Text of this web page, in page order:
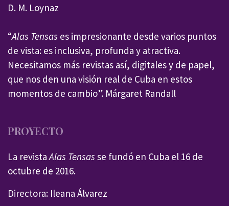
D. M. Loynaz
“Alas Tensas es impresionante desde varios puntos
de vista: es inclusiva, profunda y atractiva.
Necesitamos más revistas así, digitales y de papel,
que nos den una visión real de Cuba en estos
momentos de cambio”. Márgaret Randall
PROYECTO
La revistaAlas Tensas se fundó en Cuba el 16 de
octubre de 2016.
Directora: Ileana Álvarez